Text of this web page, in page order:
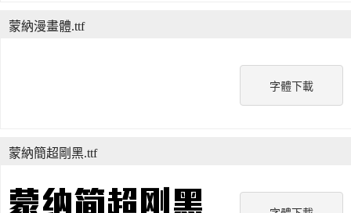
字體下載
蒙納漫畫體.ttf
蒙納簡超剛黑.ttf